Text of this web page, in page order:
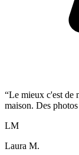
“Le mieux c'est de
maison. Des
LM
Laura M.